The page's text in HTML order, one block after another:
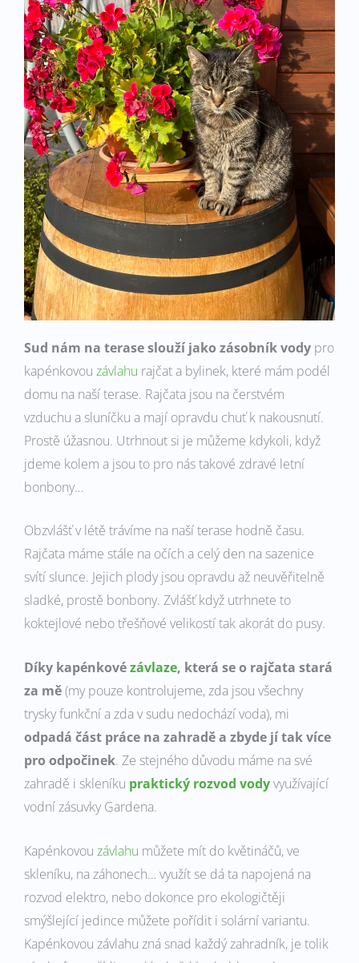
Sud nám na terase slouží jako zásobník vody pro
kapénkovou závlahu rajčat a bylinek, které mám podél
domu na naší terase. Rajčata jsou na čerstvém
vzduchu a sluníčku a mají opravdu chuť k nakousnutí.
Prostě úžasnou. Utrhnout si je můžeme kdykoli, když
jdeme kolem a jsou to pro nás takové zdravé letní
bonbony…
Obzvlášť v létě trávíme na naší terase hodně času.
Rajčata máme stále na očích a celý den na sazenice
svítí slunce. Jejich plody jsou opravdu až neuvěřitelně
sladké, prostě bonbony. Zvlášť když utrhnete to
koktejlové nebo třešňové velikostí tak akorát do pusy.
Díky kapénkovézávlaze, která se o rajčata stará
za mě(my pouze kontrolujeme, zda jsou všechny
trysky funkční a zda v sudu nedochází voda), mi
odpadá část práce na zahradě a zbyde jí tak více
pro odpočinek. Ze stejného důvodu máme na své
zahradě i skleníku praktický rozvod vodyvyužívající
vodní zásuvky Gardena.
Kapénkovou závlahu můžete mít do květináčů, ve
skleníku, na záhonech… využít se dá ta napojená na
rozvod elektro, nebo dokonce pro ekologičtěji
smýšlející jedince můžete pořídit i solární variantu.
Kapénkovou závlahu zná snad každý zahradník, je tolik